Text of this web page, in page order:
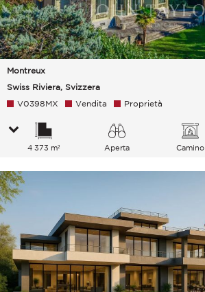
Montreux
Swiss Riviera, Svizzera
V0398MX Vendita Proprietà
4 373 m²
Aperta
Camino